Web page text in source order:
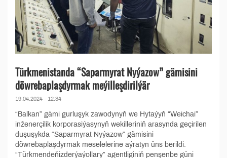
Türkmenistanda “Saparmyrat Nyýazow” gämisini
döwrebaplaşdyrmak meýilleşdirilýär
19.04.2024 - 12:34
“Balkan” gämi gurluşyk zawodynyň we Hytaýyň “Weichai”
inženerçilik korporasiýasynyň wekilleriniň arasynda geçirilen
duşuşykda “Saparmyrat Nyýazow” gämisini
döwrebaplaşdyrmak meselelerine aýratyn üns berildi.
“Türkmendeňizderýaýollary” agentliginiň penşenbe güni